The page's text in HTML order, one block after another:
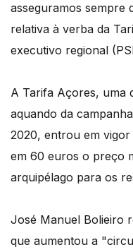
asseguramos sempre
relativa à verba da
executivo regional
A Tarifa Açores, uma
aquando da
2020, entrou em vigor
em 60 euros o preço
arquipélago para os
José Manuel Bolieiro
que aumentou a